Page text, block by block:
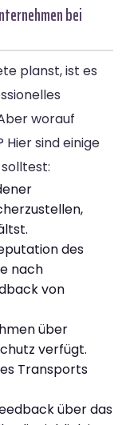
bei
planst, ist es
worauf
sind einige
des
nach
von
über
verfügt.
Transports
über das